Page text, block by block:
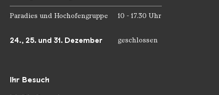
Ihr Besuch
Paradies und Hochofengruppe 10 - 17.30 Uhr
24., 25. und 31. Dezember geschlossen